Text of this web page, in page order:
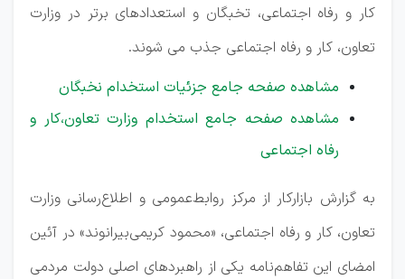
کار و رفاه اجتماعی، تخبگان و استعدادهای برتر در وزارت
تعاون، کار و رفاه اجتماعی جذب می شوند.
مشاهده صفحه جامع جزئیات استخدام نخبگان
مشاهده صفحه جامع استخدام وزارت تعاون،کار و
رفاه اجتماعی
به گزارش بازارکار از مرکز روابط‌عمومی و اطلاع‌رسانی وزارت
تعاون، کار و رفاه اجتماعی، «محمود کریمی‌بیرانوند» در آئین
امضای این تفاهم‌نامه یکی از راهبردهای اصلی دولت مردمی